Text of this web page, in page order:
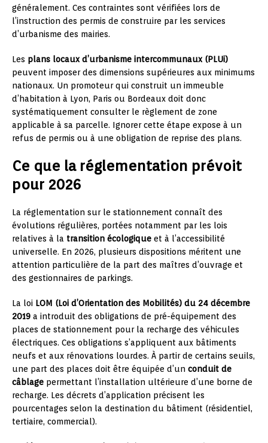
généralement. Ces contraintes sont vérifiées lors de
l’instruction des permis de construire par les services
d’urbanisme des mairies.
Les plans locaux d’urbanisme intercommunaux (PLUi)
peuvent imposer des dimensions supérieures aux minimums
nationaux. Un promoteur qui construit un immeuble
d’habitation à Lyon, Paris ou Bordeaux doit donc
systématiquement consulter le règlement de zone
applicable à sa parcelle. Ignorer cette étape expose à un
refus de permis ou à une obligation de reprise des plans.
Ce que la réglementation prévoit
pour 2026
La réglementation sur le stationnement connaît des
évolutions régulières, portées notamment par les lois
relatives à la transition écologique et à l’accessibilité
universelle. En 2026, plusieurs dispositions méritent une
attention particulière de la part des maîtres d’ouvrage et
des gestionnaires de parkings.
La loi LOM (Loi d’Orientation des Mobilités) du 24 décembre
2019 a introduit des obligations de pré-équipement des
places de stationnement pour la recharge des véhicules
électriques. Ces obligations s’appliquent aux bâtiments
neufs et aux rénovations lourdes. À partir de certains seuils,
une part des places doit être équipée d’un conduit de
câblage permettant l’installation ultérieure d’une borne de
recharge. Les décrets d’application précisent les
pourcentages selon la destination du bâtiment (résidentiel,
tertiaire, commercial).